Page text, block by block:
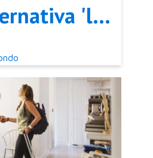
'low
de